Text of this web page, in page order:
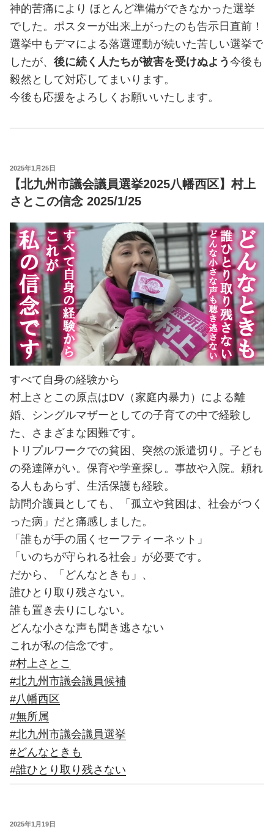
神的苦痛により ほとんど準備ができなかった選挙
でした。ポスターが出来上がったのも告示日直前！
選挙中もデマによる落選運動が続いた苦しい選挙で
したが、 後に続く人たちが被害を受けぬよう 今後も
毅然として対応してまいります。
今後も応援をよろしくお願いいたします。
POSTED
ON
2025年1月25日
【北九州市議会議員選挙2025八幡西区】村上
さとこの信念 2025/1/25
すべて自身の経験から
村上さとこの原点はDV（家庭内暴力）による離
婚、シングルマザーとしての子育ての中で経験し
た、さまざまな困難です。
トリプルワークでの貧困、突然の派遣切り。子ども
の発達障がい。保育や学童探し。事故や入院。頼れ
る人もあらず、生活保護も経験。
訪問介護員としても、「孤立や貧困は、社会がつく
った病」だと痛感しました。
「誰もが手の届くセーフティーネット」
「いのちが守られる社会」が必要です。
だから、「どんなときも」、
誰ひとり取り残さない。
誰も置き去りにしない。
どんな小さな声も聞き逃さない
これが私の信念です。
#村上さとこ
#北九州市議会議員候補
#八幡西区
#無所属
#北九州市議会議員選挙
#どんなときも
#誰ひとり取り残さない
POSTED
2025年1月19日